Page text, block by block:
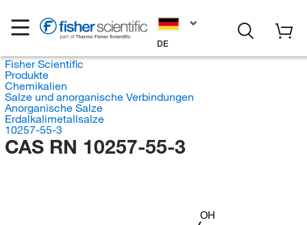
DE
Fisher Scientific
Produkte
Chemikalien
Salze und anorganische Verbindungen
Anorganische Salze
Erdalkalimetallsalze
10257-55-3
CAS RN 10257-55-3
OH